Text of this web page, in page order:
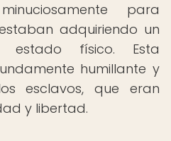
para
adquiriendo un
físico. Esta
humillante y
esclavos, que eran
y libertad.